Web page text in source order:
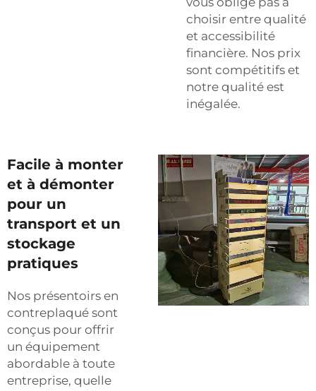
choisir entre qualité
et accessibilité
financière. Nos prix
sont compétitifs et
notre qualité est
inégalée.
Facile à monter
et à démonter
pour un
transport et un
stockage
pratiques
Nos présentoirs en
contreplaqué sont
conçus pour offrir
un équipement
abordable à toute
entreprise, quelle